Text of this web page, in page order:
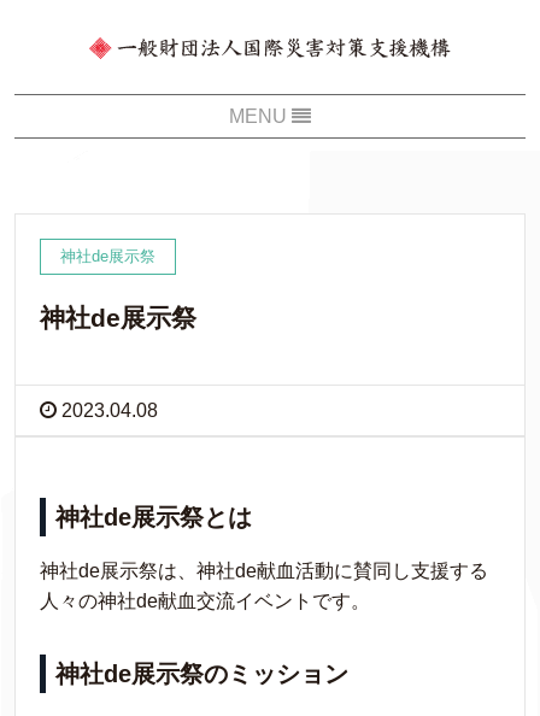
神社de展示祭
神社de展示祭
2023.04.08
神社de展示祭とは
神社de展示祭は、神社de献血活動に賛同し支援する
人々の神社de献血交流イベントです。
神社de展示祭のミッション